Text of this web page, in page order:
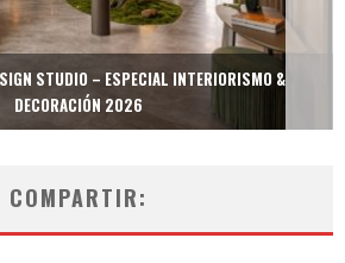
STUDIO – ESPECIAL INTERIORISMO &
DECORACIÓN 2026
COMPARTIR: